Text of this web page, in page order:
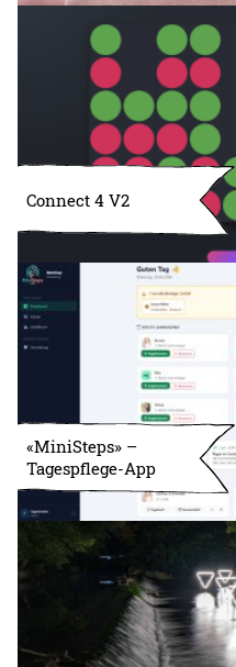
Connect 4 V2
«MiniSteps» –
Tagespflege-App